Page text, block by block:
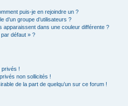
puis-je en rejoindre un ?
d’un groupe d’utilisateurs ?
apparaissent dans une couleur différente ?
par défaut » ?
privés !
non sollicités !
de la part de quelqu’un sur ce forum !